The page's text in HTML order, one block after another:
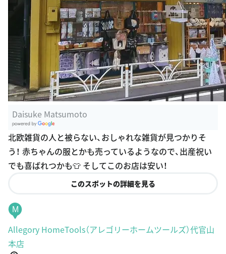
Daisuke Matsumoto
oogle Plac
es
北欧雑貨の人と被らない、おしゃれな雑貨が見つかりそ
う！ 赤ちゃんの服とかも売っているようなので、出産祝い
でも喜ばれつかも👕 そしてこのお店は安い！
このスポットの詳細を見る
M
Allegory HomeTools（アレゴリーホームツールズ）代官山
本店